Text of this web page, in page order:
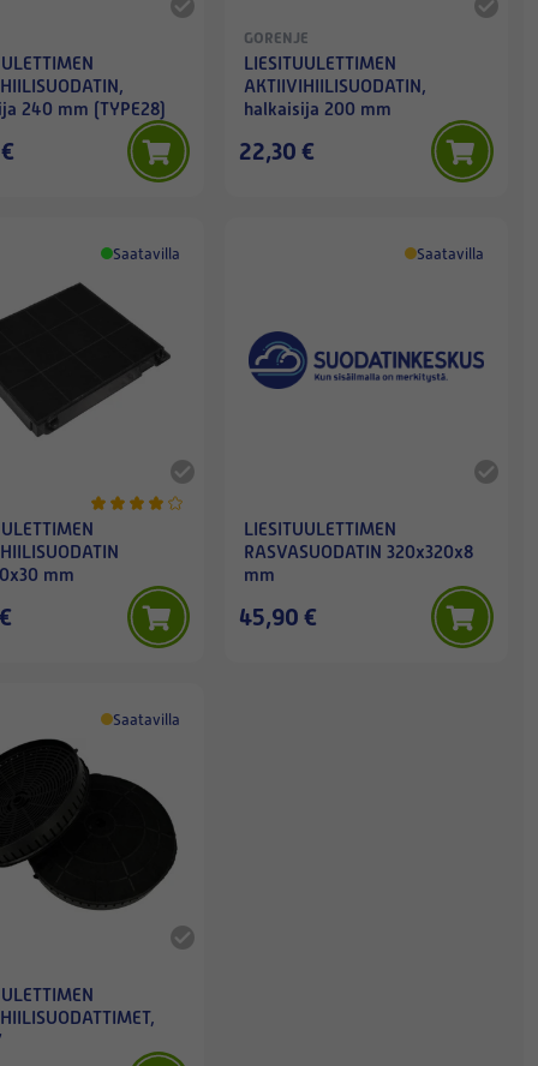
240 mm (TYPE28)
GORENJE
LIESITUULETTIMEN
AKTIIVIHIILISUODATIN,
halkaisija 200 mm
22,30 €
Saatavilla
mm
Saatavilla
LIESITUULETTIMEN
RASVASUODATIN 320x320x8
mm
45,90 €
Saatavilla